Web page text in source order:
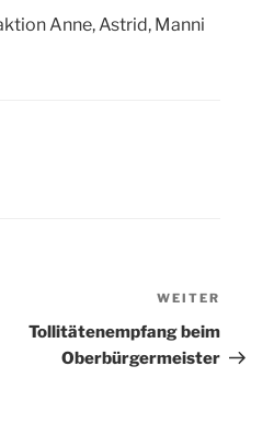
Anne, Astrid, Manni
Beitrag
WEITER
Tollitätenempfang beim
Oberbürgermeister